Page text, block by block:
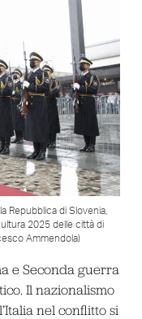
Repubblica di Slovenia,
2025 delle città di
Ammendola)
e Seconda guerra
Il nazionalismo
nel conflitto si